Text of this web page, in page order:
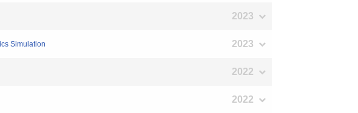
2023
Simulation 2023
2022
2022